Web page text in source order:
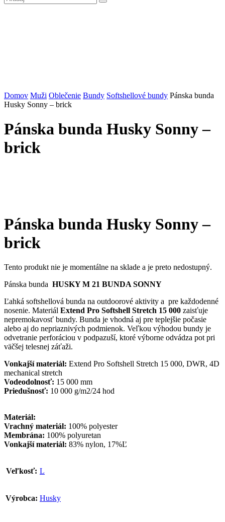
Domov Muži Oblečenie Bundy Softshellové bundy Pánska bunda
Husky Sonny – brick
Pánska bunda Husky Sonny –
brick
Pánska bunda Husky Sonny –
brick
Tento produkt nie je momentálne na sklade a je preto nedostupný.
Pánska bunda HUSKY M 21 BUNDA SONNY
Ľahká softshellová bunda na outdoorové aktivity a pre každodenné
nosenie. Materiál Extend Pro Softshell Stretch 15 000 zaisťuje
nepremokavosť bundy. Bunda je vhodná aj pre teplejšie počasie
alebo aj do nepriaznivých podmienok. Veľkou výhodou bundy je
odvetranie perforáciou v podpazuší, ktoré výborne odvádza pot pri
väčšej telesnej záťaži.
Vonkajší materiál: Extend Pro Softshell Stretch 15 000, DWR, 4D
mechanical stretch
Vodeodolnosť: 15 000 mm
Priedušnosť: 10 000 g/m2/24 hod
Materiál:
Vrachný materiál: 100% polyester
Membrána: 100% polyuretan
Vonkajší materiál: 83% nylon, 17%Ľ
Veľkosť: L
Výrobca: Husky